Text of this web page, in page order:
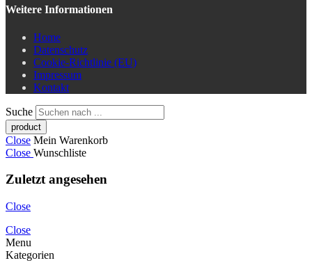
Weitere Informationen
Home
Datenschutz
Cookie-Richtlinie (EU)
Impressum
Kontakt
Suche
Close Mein Warenkorb
Close Wunschliste
Zuletzt angesehen
Close
Close
Menu
Kategorien